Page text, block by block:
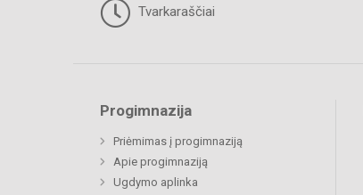
Tvarkaraščiai
Progimnazija
Priėmimas į progimnaziją
Apie progimnaziją
Ugdymo aplinka